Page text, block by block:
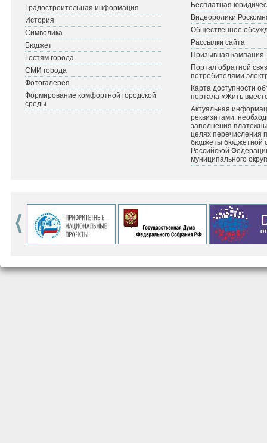
Градостроительная информация
История
Символика
Бюджет
Гостям города
СМИ города
Фотогалерея
Формирование комфортной городской
среды
Бесплатная
Видеоролики
Общественное
Рассылки сайта
Призывная кампания
Портал обратной
потребителями
Карта доступности
портала «Жить
Актуальная
реквизитами,
заполнения
целях перечисления
бюджеты бюджетной
Российской
муниципального